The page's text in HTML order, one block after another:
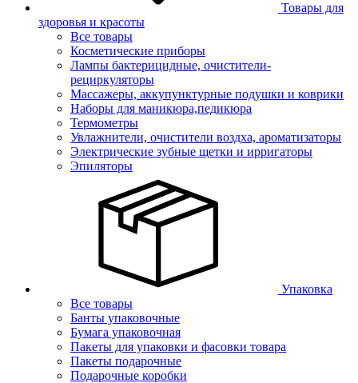
Товары для
здоровья и красоты
Все товары
Косметические приборы
Лампы бактерицидные, очистители-
рециркуляторы
Массажеры, аккупунктурные подушки и коврики
Наборы для маникюра,педикюра
Термометры
Увлажнители, очистители воздха, ароматизаторы
Электрические зубные щетки и ирригаторы
Эпиляторы
Упаковка
Все товары
Банты упаковочные
Бумага упаковочная
Пакеты для упаковки и фасовки товара
Пакеты подарочные
Подарочные коробки